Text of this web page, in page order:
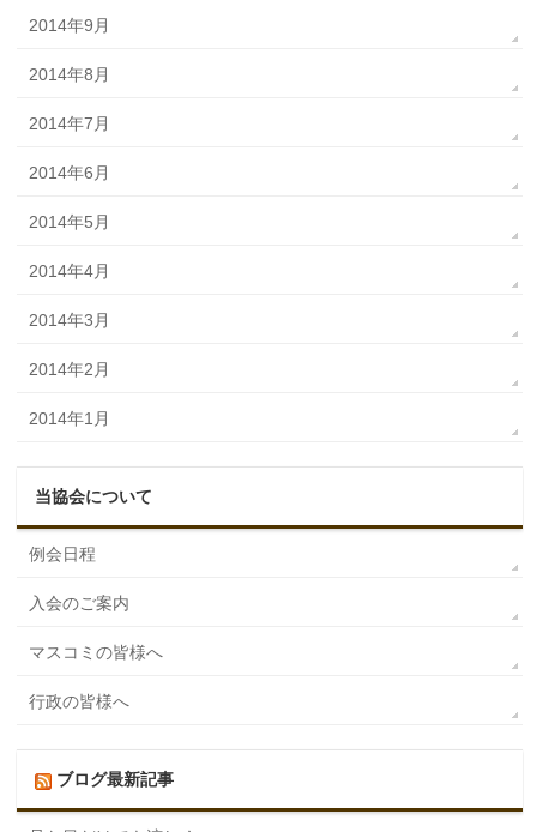
2014年9月
2014年8月
2014年7月
2014年6月
2014年5月
2014年4月
2014年3月
2014年2月
2014年1月
当協会について
例会日程
入会のご案内
マスコミの皆様へ
行政の皆様へ
ブログ最新記事